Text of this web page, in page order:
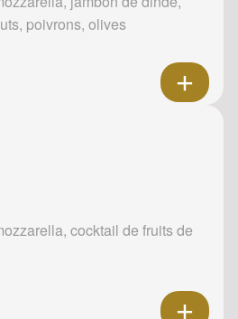
poivrons, olives
cocktail de fruits de